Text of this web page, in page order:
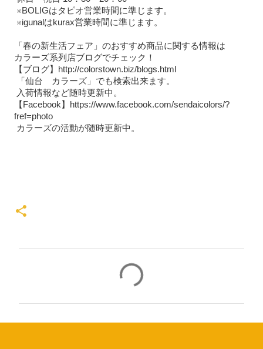
※BOLIGはタピオ営業時間に準じます。
※igunalはkurax営業時間に準じます。
「春の新生活フェア」のおすすめ商品に関する情報は
カラーズ系列店ブログでチェック！
【ブログ】http://colorstown.biz/blogs.html
「仙台 カラーズ」でも検索出来ます。
入荷情報など随時更新中。
【Facebook】https://www.facebook.com/sendaicolors/?
fref=photo
カラーズの活動が随時更新中。